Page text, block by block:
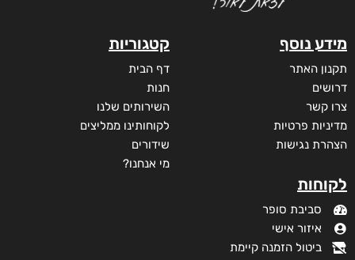
מידע נוסף
תקנון האתר
דרושים
צרו קשר
מדיניות פרטיות
הצהרת נגישות
לקוחות
סביבת סופר
איזור אישי
ביטול הזמנה קיימת
קטגוריות
דף הבית
חנות
השירותים שלנו
לקוחותינו ממליצים
שידורים
מי אנחנו?